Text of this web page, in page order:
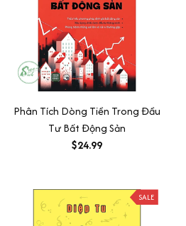
Phân Tích Dòng Tiền Trong Đầu
Tư Bất Động Sản
$24.99
SALE